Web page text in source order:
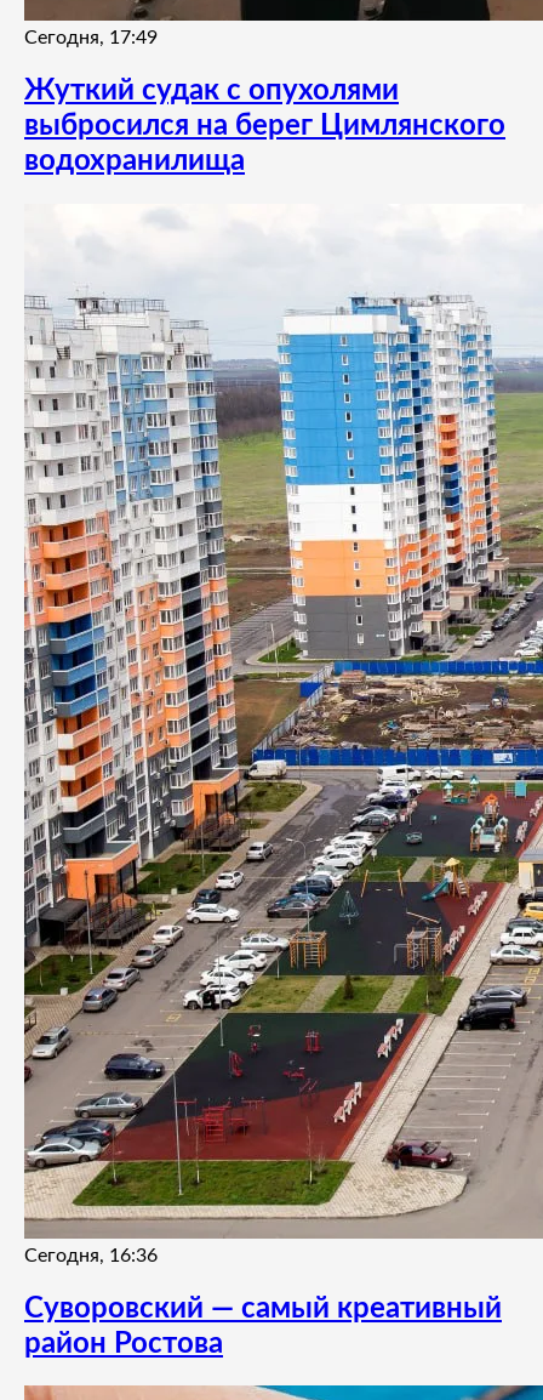
Сегодня, 17:49
Жуткий судак с опухолями
выбросился на берег Цимлянского
водохранилища
Сегодня, 16:36
Суворовский — самый креативный
район Ростова